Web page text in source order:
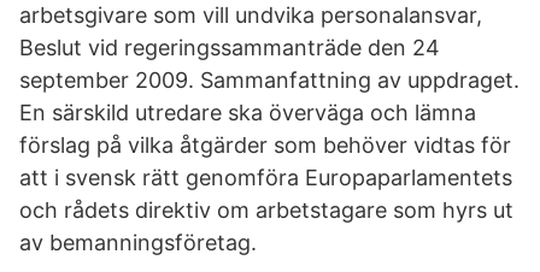
arbetsgivare som vill undvika personalansvar,
Beslut vid regeringssammanträde den 24
september 2009. Sammanfattning av uppdraget.
En särskild utredare ska överväga och lämna
förslag på vilka åtgärder som behöver vidtas för
att i svensk rätt genomföra Europaparlamentets
och rådets direktiv om arbetstagare som hyrs ut
av bemanningsföretag.